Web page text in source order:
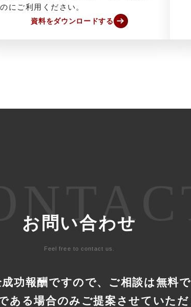
のにご利用ください。
資料をダウンロードする
お問い合わせ
Feel free to contact us.
功報酬ですので、 ご相談は無料で
ある場合のみ ご提案させていただ